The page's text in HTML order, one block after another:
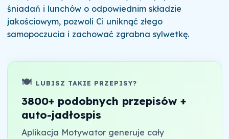
śniadań i lunchów o odpowiednim składzie
jakościowym, pozwoli Ci uniknąć złego
samopoczucia i zachować zgrabna sylwetkę.
🍽️ LUBISZ TAKIE PRZEPISY?
3800+ podobnych przepisów +
auto-jadłospis
Aplikacja Motywator generuje cały